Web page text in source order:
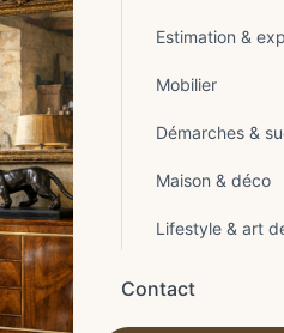
Estimation &
Mobilier
Démarches &
Maison & déco
Lifestyle & art
Contact